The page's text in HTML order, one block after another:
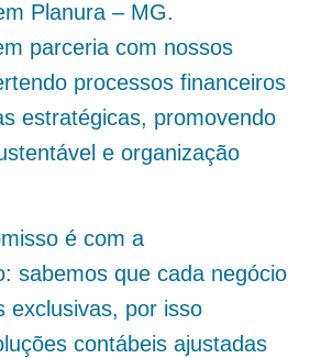
Planura – MG.
parceria com nossos
processos financeiros
estratégicas, promovendo
e organização
é com a
sabemos que cada negócio
exclusivas, por isso
contábeis ajustadas